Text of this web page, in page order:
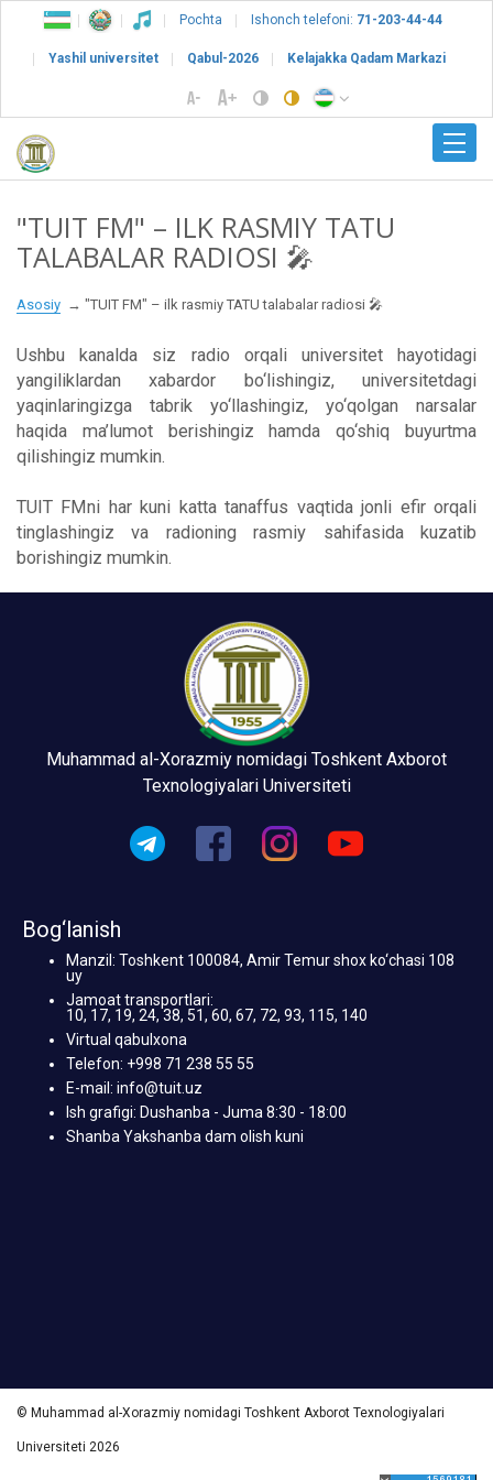
Pochta Ishonch telefoni: 71-203-44-44
Yashil universitet Qabul-2026 Kelajakka Qadam Markazi
"TUIT FM" – ILK RASMIY TATU
TALABALAR RADIOSI 🎤
Asosiy "TUIT FM" – ilk rasmiy TATU talabalar radiosi 🎤
Ushbu kanalda siz radio orqali universitet hayotidagi
yangiliklardan xabardor bo‘lishingiz, universitetdagi
yaqinlaringizga tabrik yo‘llashingiz, yo‘qolgan narsalar
haqida ma’lumot berishingiz hamda qo‘shiq buyurtma
qilishingiz mumkin.
TUIT FMni har kuni katta tanaffus vaqtida jonli efir orqali
tinglashingiz va radioning rasmiy sahifasida kuzatib
borishingiz mumkin.
Muhammad al-Xorazmiy nomidagi Toshkent Axborot
Texnologiyalari Universiteti
Bog‘lanish
Manzil: Toshkent 100084, Amir Temur shox ko‘chasi 108
uy
Jamoat transportlari:
10, 17, 19, 24, 38, 51, 60, 67, 72, 93, 115, 140
Virtual qabulxona
Telefon: +998 71 238 55 55
E-mail: info@tuit.uz
Ish grafigi: Dushanba - Juma 8:30 - 18:00
Shanba Yakshanba dam olish kuni
© Muhammad al-Xorazmiy nomidagi Toshkent Axborot Texnologiyalari
Universiteti 2026